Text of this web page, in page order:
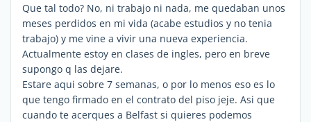
Que tal todo? No, ni trabajo ni nada, me quedaban unos
meses perdidos en mi vida (acabe estudios y no tenia
trabajo) y me vine a vivir una nueva experiencia.
Actualmente estoy en clases de ingles, pero en breve
supongo q las dejare.
Estare aqui sobre 7 semanas, o por lo menos eso es lo
que tengo firmado en el contrato del piso jeje. Asi que
cuando te acerques a Belfast si quieres podemos